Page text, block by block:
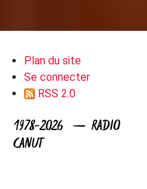
Plan du site
Se connecter
RSS 2.0
1978-2026 — RADIO
CANUT